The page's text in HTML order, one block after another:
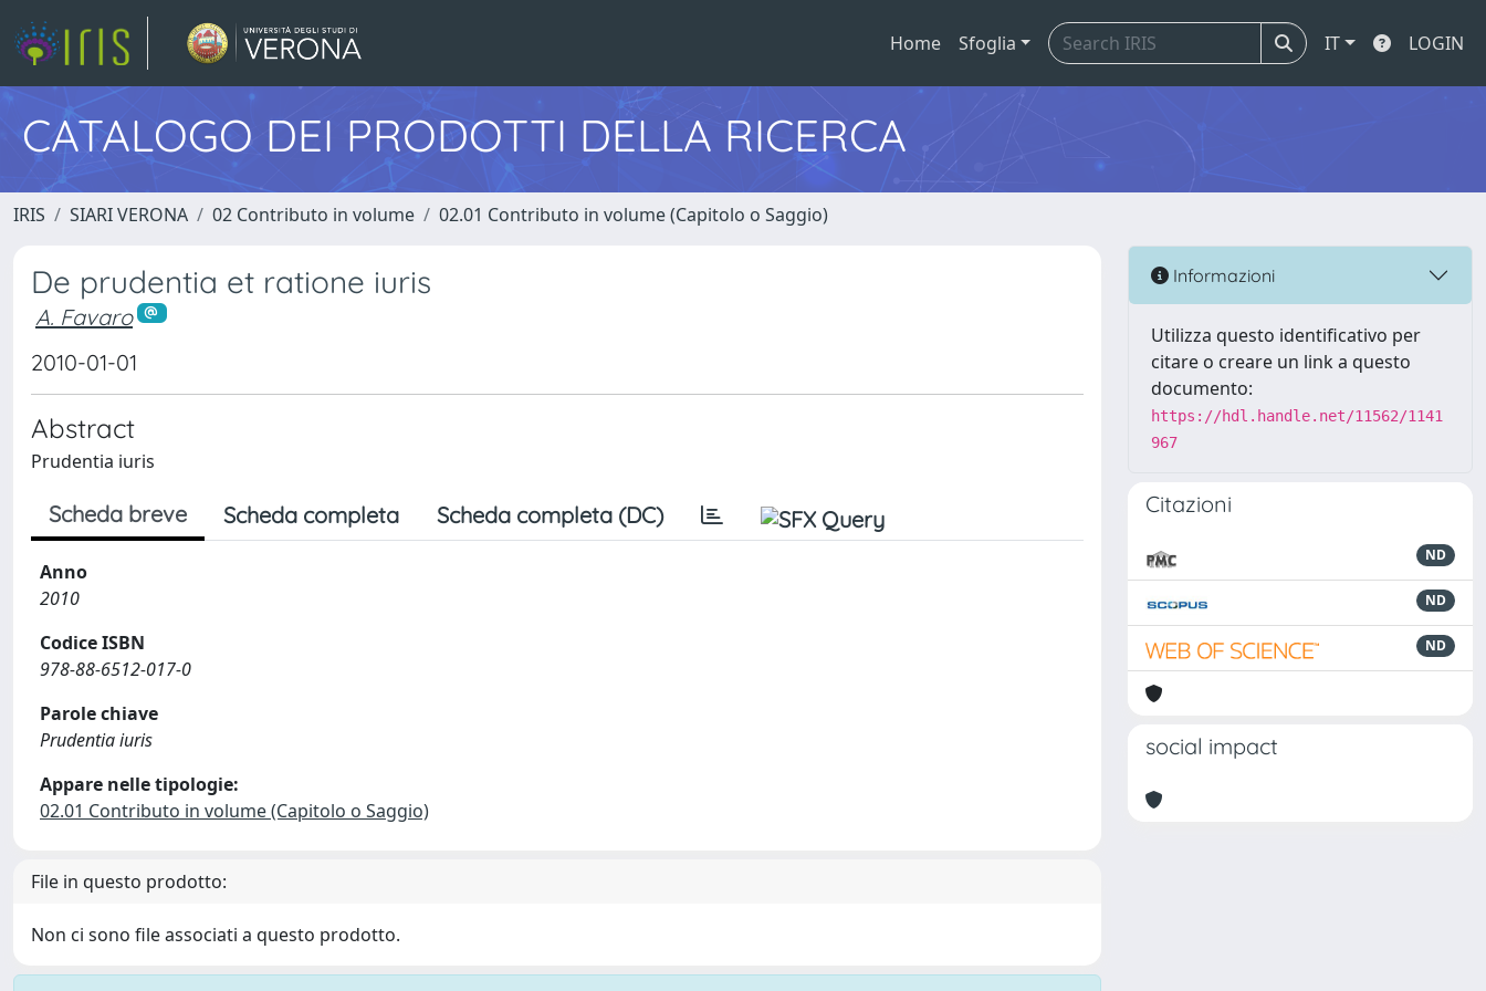
Home Sfoglia IT LOGIN
CATALOGO DEI PRODOTTI DELLA RICERCA
IRIS SIARI VERONA 02 Contributo in volume 02.01 Contributo in volume (Capitolo o Saggio)
De prudentia et ratione iuris
A. Favaro
2010-01-01
Abstract
Prudentia iuris
Scheda breve Scheda completa Scheda completa (DC)
Anno
2010
Codice ISBN
978-88-6512-017-0
Parole chiave
Prudentia iuris
Appare nelle tipologie:
02.01 Contributo in volume (Capitolo o Saggio)
File in questo prodotto:
Non ci sono file associati a questo prodotto.
Informazioni
Utilizza questo identificativo per
citare o creare un link a questo
documento:
https://hdl.handle.net/11562/1141
967
Citazioni
ND
ND
ND
social impact